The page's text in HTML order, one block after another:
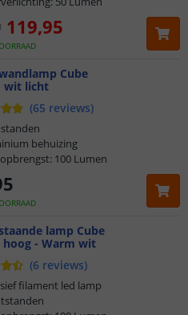
119,95
Cube
wit licht
(65 reviews)
behuizing
100 Lumen
lamp Cube
hoog - Warm wit
(6 reviews)
filament led lamp
9.1
morgen in huis
garantie